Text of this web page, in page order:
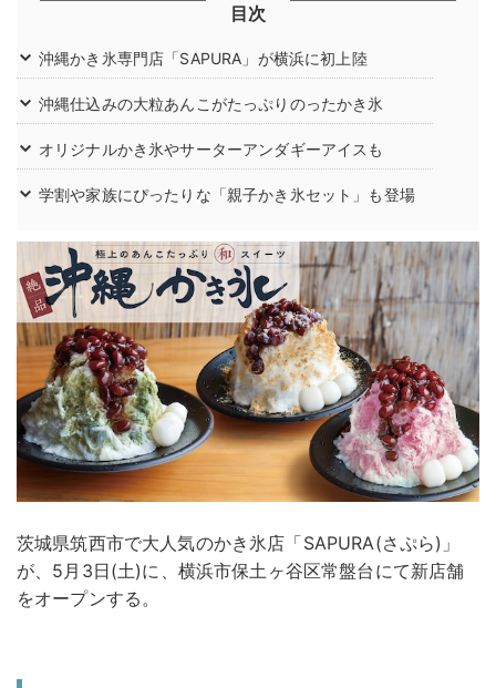
目次
沖縄かき氷専門店「SAPURA」が横浜に初上陸
沖縄仕込みの大粒あんこがたっぷりのったかき氷
オリジナルかき氷やサーターアンダギーアイスも
学割や家族にぴったりな「親子かき氷セット」も登場
茨城県筑西市で大人気のかき氷店「SAPURA(さぷら)」
が、5月3日(土)に、横浜市保土ヶ谷区常盤台にて新店舗
をオープンする。